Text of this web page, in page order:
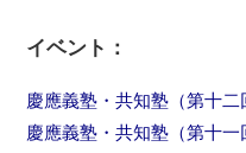
イベント：
慶應義塾・共知塾（第十二
慶應義塾・共知塾（第十一